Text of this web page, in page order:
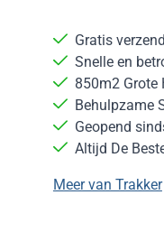
Gratis
Snelle en
850m2 Grote
Behulpzame
Geopend
Altijd De
Meer van Trakker